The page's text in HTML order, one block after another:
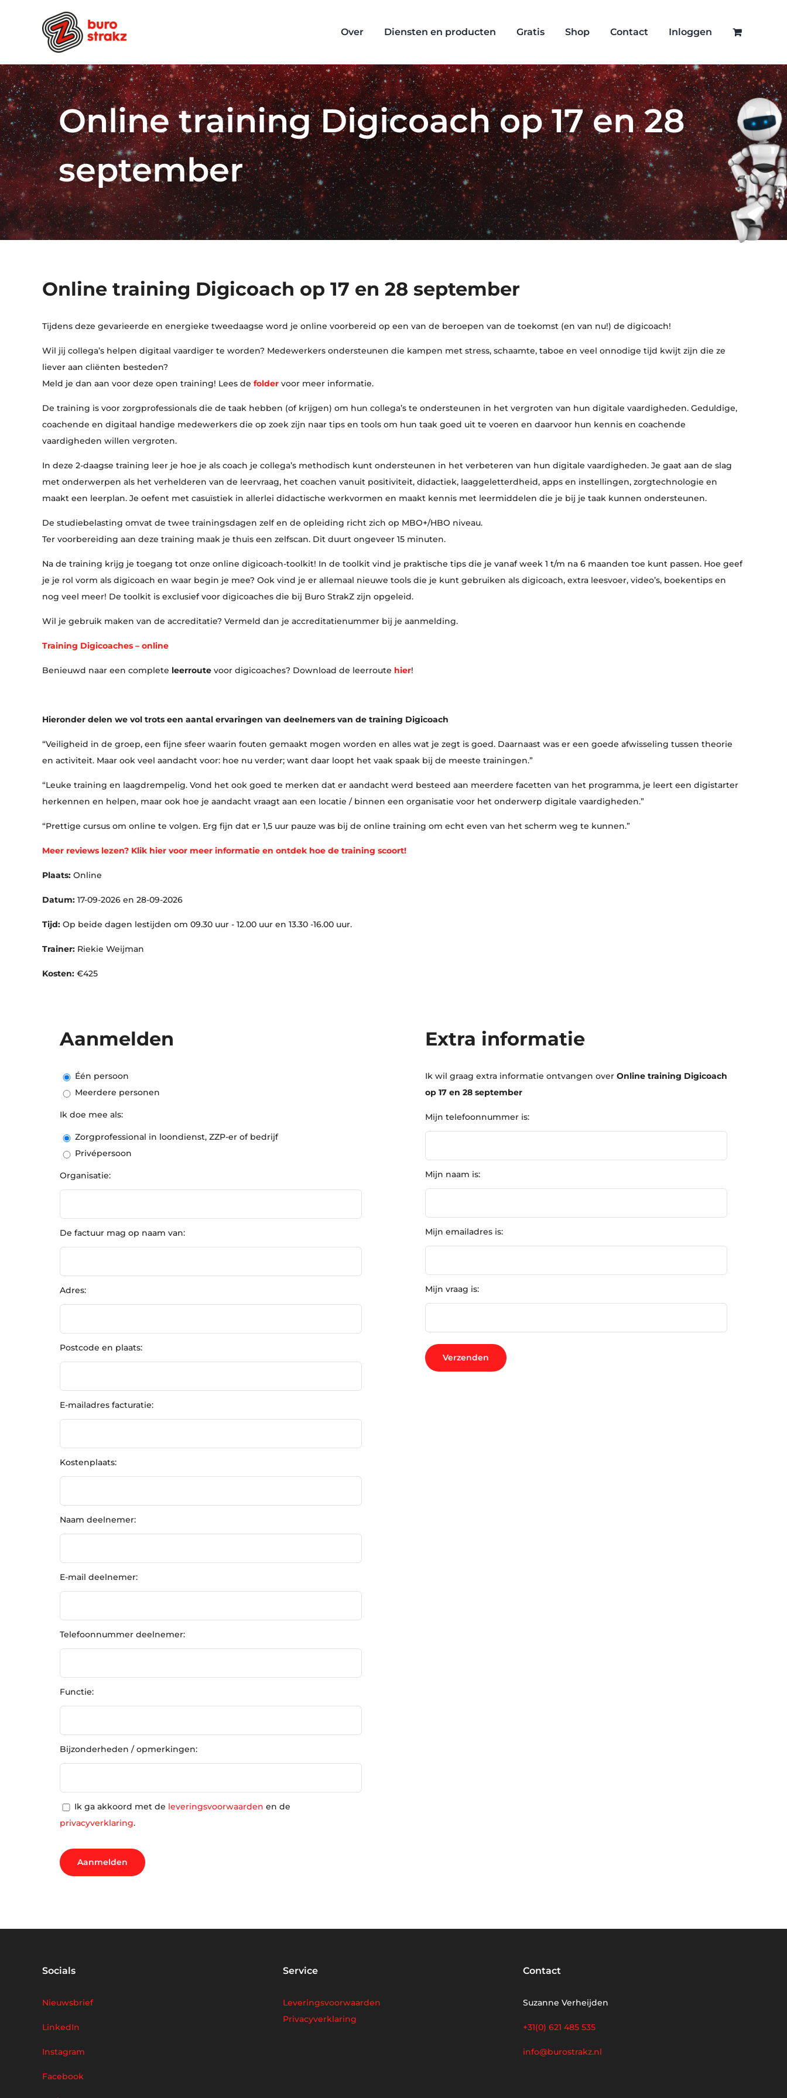
Over Diensten en producten Gratis Shop Contact Inloggen
Online training Digicoach op 17 en 28
september
Online training Digicoach op 17 en 28 september
Tijdens deze gevarieerde en energieke tweedaagse word je online voorbereid op een van de beroepen van de toekomst (en van nu!) de digicoach!
Wil jij collega’s helpen digitaal vaardiger te worden? Medewerkers ondersteunen die kampen met stress, schaamte, taboe en veel onnodige tijd kwijt zijn die ze
liever aan cliënten besteden?
Meld je dan aan voor deze open training! Lees de folder voor meer informatie.
De training is voor zorgprofessionals die de taak hebben (of krijgen) om hun collega’s te ondersteunen in het vergroten van hun digitale vaardigheden. Geduldige,
coachende en digitaal handige medewerkers die op zoek zijn naar tips en tools om hun taak goed uit te voeren en daarvoor hun kennis en coachende
vaardigheden willen vergroten.
In deze 2-daagse training leer je hoe je als coach je collega’s methodisch kunt ondersteunen in het verbeteren van hun digitale vaardigheden. Je gaat aan de slag
met onderwerpen als het verhelderen van de leervraag, het coachen vanuit positiviteit, didactiek, laaggeletterdheid, apps en instellingen, zorgtechnologie en
maakt een leerplan. Je oefent met casuïstiek in allerlei didactische werkvormen en maakt kennis met leermiddelen die je bij je taak kunnen ondersteunen.
De studiebelasting omvat de twee trainingsdagen zelf en de opleiding richt zich op MBO+/HBO niveau.
Ter voorbereiding aan deze training maak je thuis een zelfscan. Dit duurt ongeveer 15 minuten.
Na de training krijg je toegang tot onze online digicoach-toolkit! In de toolkit vind je praktische tips die je vanaf week 1 t/m na 6 maanden toe kunt passen. Hoe geef
je je rol vorm als digicoach en waar begin je mee? Ook vind je er allemaal nieuwe tools die je kunt gebruiken als digicoach, extra leesvoer, video’s, boekentips en
nog veel meer! De toolkit is exclusief voor digicoaches die bij Buro StrakZ zijn opgeleid.
Wil je gebruik maken van de accreditatie? Vermeld dan je accreditatienummer bij je aanmelding.
Training Digicoaches – online
Benieuwd naar een complete leerroute voor digicoaches? Download de leerroute hier!
Hieronder delen we vol trots een aantal ervaringen van deelnemers van de training Digicoach
“Veiligheid in de groep, een fijne sfeer waarin fouten gemaakt mogen worden en alles wat je zegt is goed. Daarnaast was er een goede afwisseling tussen theorie
en activiteit. Maar ook veel aandacht voor: hoe nu verder; want daar loopt het vaak spaak bij de meeste trainingen.”
“Leuke training en laagdrempelig. Vond het ook goed te merken dat er aandacht werd besteed aan meerdere facetten van het programma, je leert een digistarter
herkennen en helpen, maar ook hoe je aandacht vraagt aan een locatie / binnen een organisatie voor het onderwerp digitale vaardigheden.”
“Prettige cursus om online te volgen. Erg fijn dat er 1,5 uur pauze was bij de online training om echt even van het scherm weg te kunnen.”
Meer reviews lezen? Klik hier voor meer informatie en ontdek hoe de training scoort!
Plaats: Online
Datum: 17-09-2026 en 28-09-2026
Tijd: Op beide dagen lestijden om 09.30 uur - 12.00 uur en 13.30 -16.00 uur.
Trainer: Riekie Weijman
Kosten: €425
Aanmelden
Één persoon
Meerdere personen
Ik doe mee als:
Zorgprofessional in loondienst, ZZP-er of bedrijf
Privépersoon
Organisatie:
De factuur mag op naam van:
Adres:
Postcode en plaats:
E-mailadres facturatie:
Kostenplaats:
Naam deelnemer:
E-mail deelnemer:
Telefoonnummer deelnemer:
Functie:
Bijzonderheden / opmerkingen:
Ik ga akkoord met de leveringsvoorwaarden en de
privacyverklaring.
Extra informatie
Ik wil graag extra informatie ontvangen over Online training Digicoach
op 17 en 28 september
Mijn telefoonnummer is:
Mijn naam is:
Mijn emailadres is:
Mijn vraag is:
Socials
Nieuwsbrief
LinkedIn
Instagram
Facebook
Service
Leveringsvoorwaarden
Privacyverklaring
Contact
Suzanne Verheijden
+31(0) 621 485 535
info@burostrakz.nl